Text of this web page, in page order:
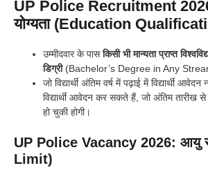
UP Police Recruitment
योग्यता (Education
उम्मीदवार के पासकिसी भी मान्यता प्राप्त
डिग्री(Bachelor’s Degree in Any
जो विद्यार्थी अंतिम वर्ष में पढ़ाई में विद्यार्थी
विद्यार्थी आवेदन कर सकते हैं, जो अंतिम तारीख से
हो चुकी होगी।
UP Police Vacancy 2026: आयु
Limit)